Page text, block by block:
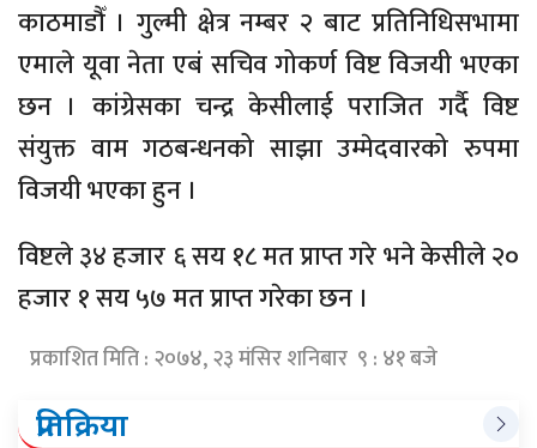
काठमाडौँ । गुल्मी क्षेत्र नम्बर २ बाट प्रतिनिधिसभामा
एमाले यूवा नेता एबं सचिव गोकर्ण विष्ट विजयी भएका
छन । कांग्रेसका चन्द्र केसीलाई पराजित गर्दै विष्ट
संयुक्त वाम गठबन्धनको साझा उम्मेदवारको रुपमा
विजयी भएका हुन ।
विष्टले ३४ हजार ६ सय १८ मत प्राप्त गरे भने केसीले २०
हजार १ सय ५७ मत प्राप्त गरेका छन ।
प्रकाशित मिति : २०७४, २३ मंसिर शनिबार ९ : ४१ बजे
प्रतिक्रिया